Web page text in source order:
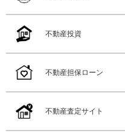
不動産投資
不動産担保ローン
不動産査定サイト